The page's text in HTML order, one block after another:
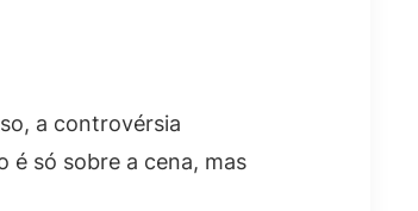
a controvérsia
é só sobre a cena, mas